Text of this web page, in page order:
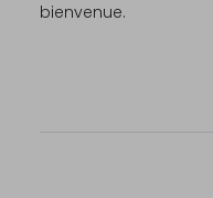
bienvenue.